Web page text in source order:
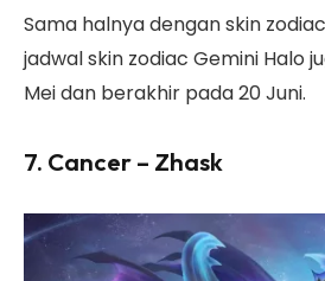
Sama halnya dengan skin
jadwal skin zodiac Gemini Halo
Mei dan berakhir pada 20 Juni.
7. Cancer – Zhask